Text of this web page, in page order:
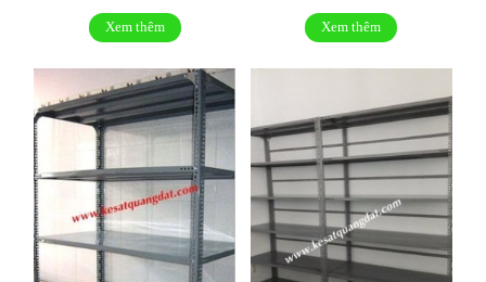
Xem thêm Xem thêm